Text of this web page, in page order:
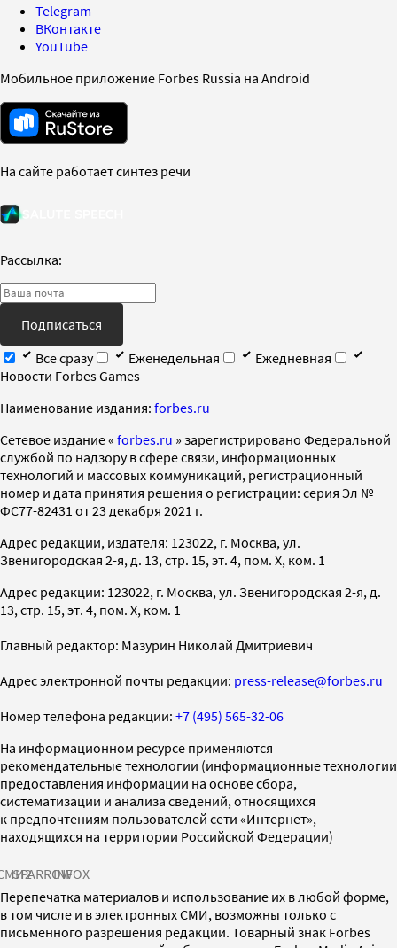
Telegram
ВКонтакте
YouTube
Мобильное приложение Forbes Russia на Android
На сайте работает синтез речи
Рассылка:
Подписаться
Все сразу
Еженедельная
Ежедневная
Новости Forbes Games
Наименование издания: forbes.ru
Cетевое издание « forbes.ru » зарегистрировано Федеральной
службой по надзору в сфере связи, информационных
технологий и массовых коммуникаций, регистрационный
номер и дата принятия решения о регистрации: серия Эл №
ФС77-82431 от 23 декабря 2021 г.
Адрес редакции, издателя: 123022, г. Москва, ул.
Звенигородская 2-я, д. 13, стр. 15, эт. 4, пом. X, ком. 1
Адрес редакции: 123022, г. Москва, ул. Звенигородская 2-я, д.
13, стр. 15, эт. 4, пом. X, ком. 1
Главный редактор: Мазурин Николай Дмитриевич
Адрес электронной почты редакции: press-release@forbes.ru
Номер телефона редакции: +7 (495) 565-32-06
На информационном ресурсе применяются
рекомендательные технологии (информационные технологии
предоставления информации на основе сбора,
систематизации и анализа сведений, относящихся
к предпочтениям пользователей сети «Интернет»,
находящихся на территории Российской Федерации)
SPARROWINFOX
Перепечатка материалов и использование их в любой форме,
в том числе и в электронных СМИ, возможны только с
письменного разрешения редакции. Товарный знак Forbes